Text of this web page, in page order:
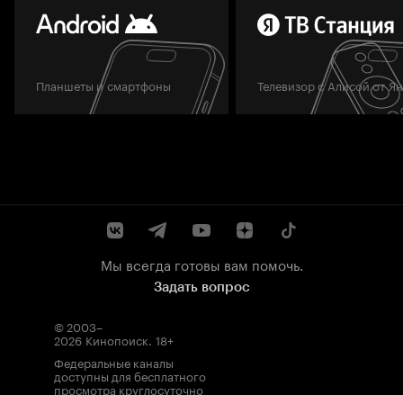
Планшеты и смартфоны Телевизор с Алисой от
Мы всегда готовы вам помочь.
Задать вопрос
© 2003–
2026 Кинопоиск. 18+
Федеральные каналы
доступны для бесплатного
просмотра круглосуточно